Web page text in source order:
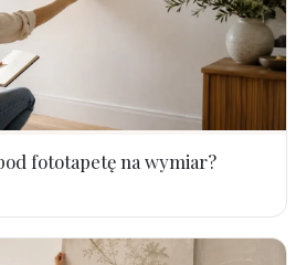
fototapetę na wymiar?